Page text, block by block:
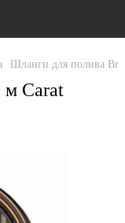
Шланги для полива
м Carat